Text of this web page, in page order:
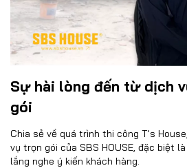
Sự hài lòng đến từ dịch
gói
Chia sẻ về quá trình thi công T’s
vụ trọn gói của SBS HOUSE, đặc biệt
lắng nghe ý kiến khách hàng.